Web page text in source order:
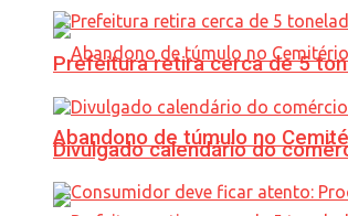
Abandono de túmulo no
Prefeitura retira cerca de 5
Divulgado calendário do